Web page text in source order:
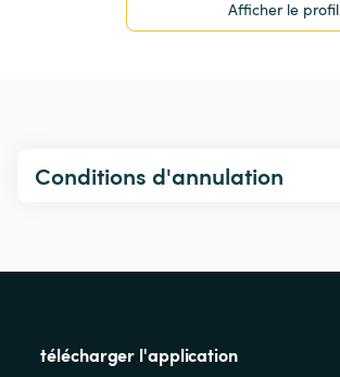
Afficher le profil
Conditions d'annulation
télécharger l'application